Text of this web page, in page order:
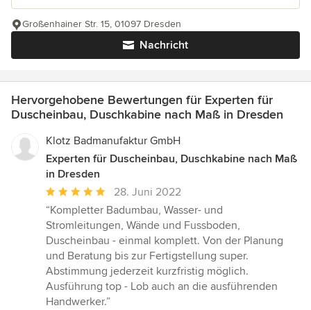
Nachricht
Großenhainer Str. 15, 01097 Dresden
Hervorgehobene Bewertungen für Experten für
Duscheinbau, Duschkabine nach Maß in Dresden
Klotz Badmanufaktur GmbH
Experten für Duscheinbau, Duschkabine nach Maß
in Dresden
Durchschnittliche
Bewertung:
5
von
5
Sternen
28. Juni 2022
“Kompletter Badumbau, Wasser- und
Stromleitungen, Wände und Fussboden,
Duscheinbau - einmal komplett. Von der Planung
und Beratung bis zur Fertigstellung super.
Abstimmung jederzeit kurzfristig möglich.
Ausführung top - Lob auch an die ausführenden
Handwerker.”